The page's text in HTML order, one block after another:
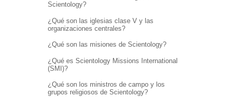
Scientology?
¿Qué son las iglesias clase V y las
organizaciones centrales?
¿Qué son las misiones de Scientology?
¿Qué es Scientology Missions International
(SMI)?
¿Qué son los ministros de campo y los
grupos religiosos de Scientology?